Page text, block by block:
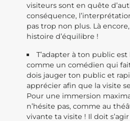
visiteurs sont en quête
conséquence,
pas trop non plus. Là encore,
histoire d’équilibre !
T’adapter à ton public est
comme un comédien qui
dois jauger ton public et
apprécier afin que la visite
Pour une immersion
n’hésite pas, comme au
vivante ta visite ! Il doit s’agir